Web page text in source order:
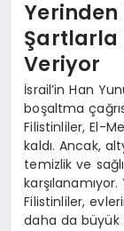
Şartlarla
Veriyor
İsrail’in Han
boşaltma
Filistinliler, El-
kaldı. Ancak,
temizlik ve
Filistinliler,
daha da büyük